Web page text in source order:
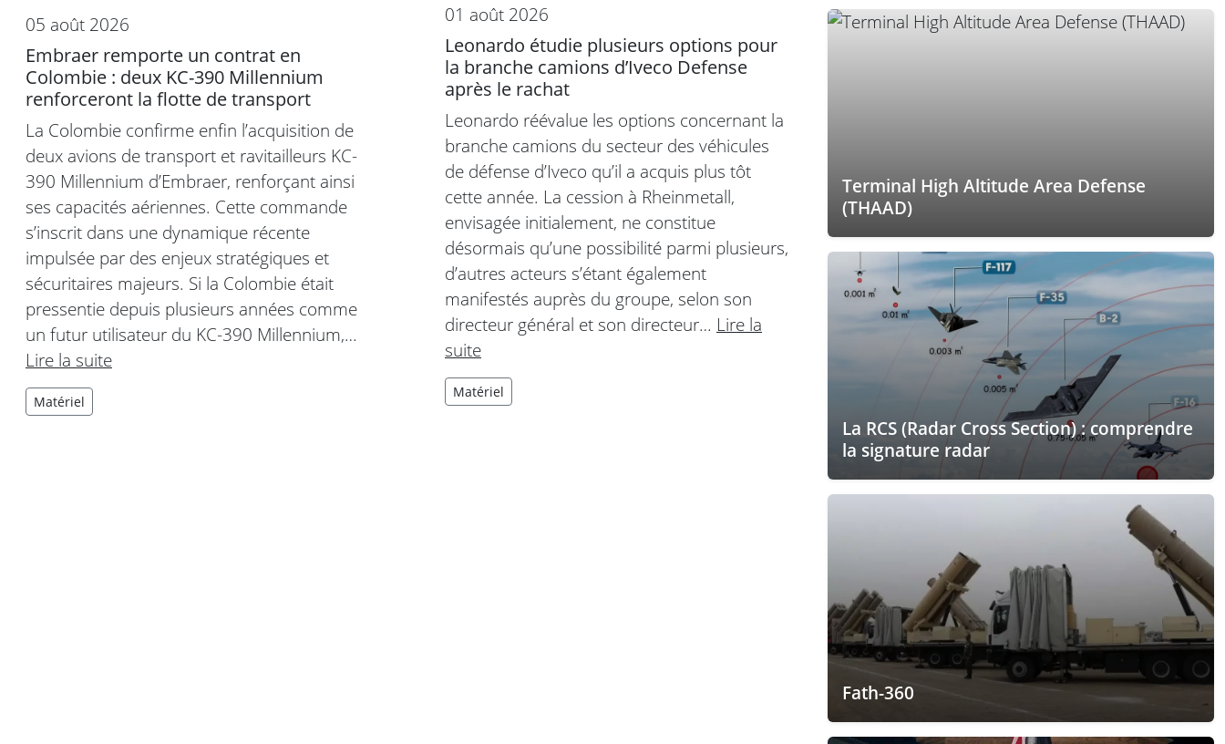
05 août 2026
Embraer remporte un contrat en
Colombie : deux KC-390 Millennium
renforceront la flotte de transport
La Colombie confirme enfin l’acquisition de
deux avions de transport et ravitailleurs KC-
390 Millennium d’Embraer, renforçant ainsi
ses capacités aériennes. Cette commande
s’inscrit dans une dynamique récente
impulsée par des enjeux stratégiques et
sécuritaires majeurs. Si la Colombie était
pressentie depuis plusieurs années comme
un futur utilisateur du KC-390 Millennium,…
Lire la suite
Matériel
01 août 2026
Leonardo étudie plusieurs options pour
la branche camions d’Iveco Defense
après le rachat
Leonardo réévalue les options concernant la
branche camions du secteur des véhicules
de défense d’Iveco qu’il a acquis plus tôt
cette année. La cession à Rheinmetall,
envisagée initialement, ne constitue
désormais qu’une possibilité parmi plusieurs,
d’autres acteurs s’étant également
manifestés auprès du groupe, selon son
directeur général et son directeur… Lire la
suite
Matériel
Terminal High Altitude Area Defense
(THAAD)
La RCS (Radar Cross Section) : comprendre
la signature radar
Fath-360